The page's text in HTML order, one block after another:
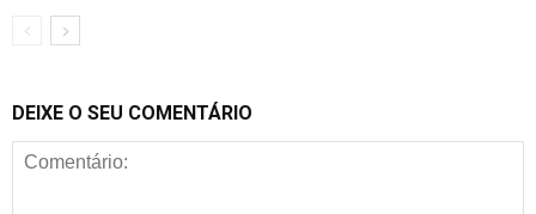
DEIXE O SEU COMENTÁRIO